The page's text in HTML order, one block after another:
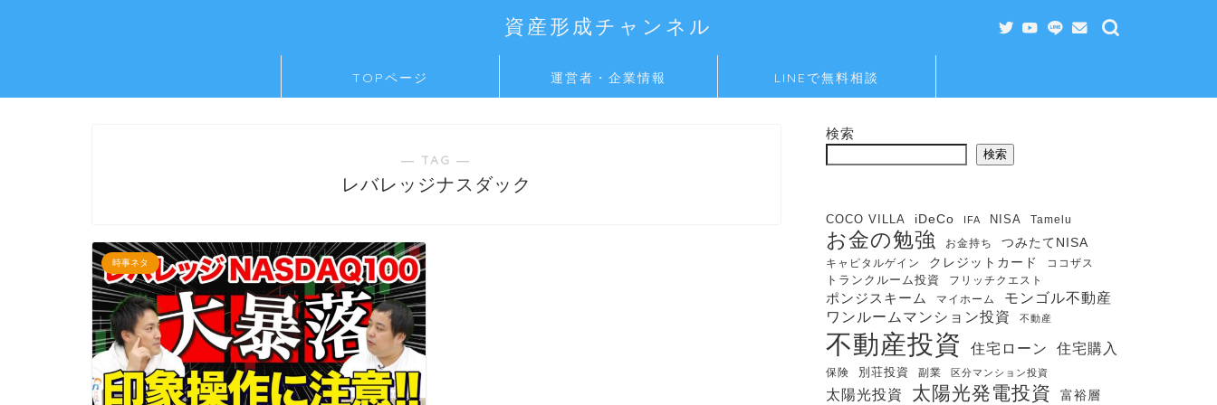
資産形成チャンネル
TOPページ 運営者・企業情報 LINEで無料相談
― TAG ―
レバレッジナスダック
時事ネタ
検索
検索
COCO VILLA iDeCo IFA NISA Tamelu
お金の勉強 お金持ち つみたてNISA
キャピタルゲイン クレジットカード
ココザス
トランクルーム投資
フリッチクエスト
ポンジスキーム マイホーム モンゴル不動産
ワンルームマンション投資 不動産
不動産投資 住宅ローン 住宅購入
保険 別荘投資 副業 区分マンション投資
太陽光投資 太陽光発電投資 富裕層